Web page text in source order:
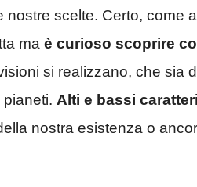
nostre scelte. Certo, come
ma è curioso scoprire
si realizzano, che sia
Alti e bassi
nostra esistenza o